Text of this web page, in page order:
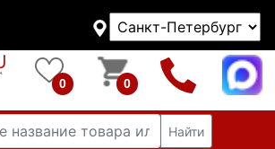
0 0
Найти